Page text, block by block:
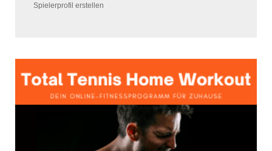
Spielerprofil erstellen